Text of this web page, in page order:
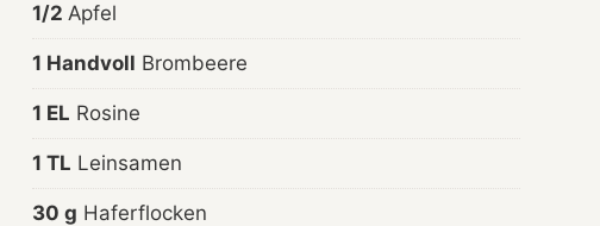
1/2 Apfel
1 Handvoll Brombeere
1 EL Rosine
1 TL Leinsamen
30 g Haferflocken